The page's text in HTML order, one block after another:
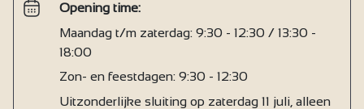
Opening time:
Maandag t/m zaterdag: 9:30 - 12:30 / 13:30 -
18:00
Zon- en feestdagen: 9:30 - 12:30
Uitzonderlijke sluiting op zaterdag 11 juli, alleen